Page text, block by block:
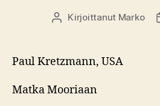
Kirjoittaja
Kirjoittanut Marko
Paul Kretzmann, USA
Matka Mooriaan